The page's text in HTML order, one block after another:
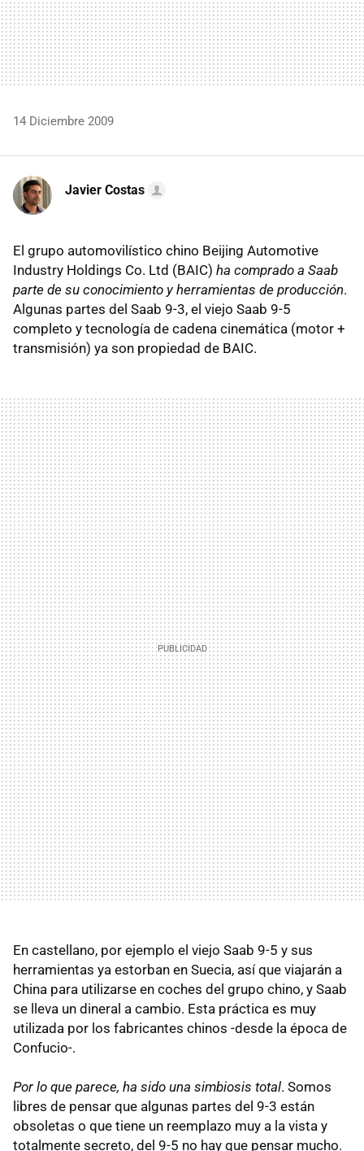
14 Diciembre 2009
Javier Costas
El grupo automovilístico chino Beijing Automotive
Industry Holdings Co. Ltd (BAIC) ha comprado a Saab
parte de su conocimiento y herramientas de producción.
Algunas partes del Saab 9-3, el viejo Saab 9-5
completo y tecnología de cadena cinemática (motor +
transmisión) ya son propiedad de BAIC.
En castellano, por ejemplo el viejo Saab 9-5 y sus
herramientas ya estorban en Suecia, así que viajarán a
China para utilizarse en coches del grupo chino, y Saab
se lleva un dineral a cambio. Esta práctica es muy
utilizada por los fabricantes chinos -desde la época de
Confucio-.
Por lo que parece, ha sido una simbiosis total. Somos
libres de pensar que algunas partes del 9-3 están
obsoletas o que tiene un reemplazo muy a la vista y
totalmente secreto, del 9-5 no hay que pensar mucho.